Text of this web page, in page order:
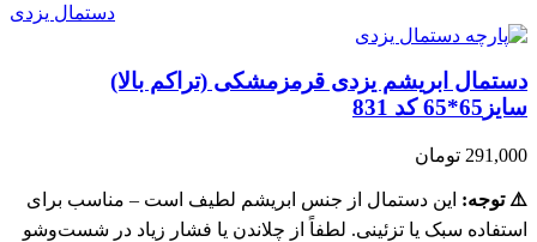
دستمال یزدی
دستمال ابریشم یزدی قرمزمشکی (تراکم بالا)
سایز65*65 کد 831
291,000 تومان
⚠️ توجه: این دستمال از جنس ابریشم لطیف است – مناسب برای
استفاده سبک یا تزئینی. لطفاً از چلاندن یا فشار زیاد در شست‌وشو